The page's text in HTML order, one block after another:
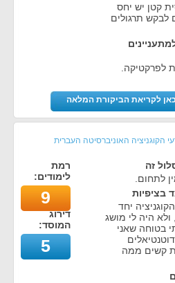
קטן יש יחס
לבקש תרגולים
לפרקטיקה.
לקריאת הביקורת המלאה
הקוגניציה האוניברסיטה העברית
זה
לתחום.
בציפיות
יחד
היה לי מושג
בטוחה שאני
קשים ממה
רמת
לימודים:
9
דירוג
המוסד:
5